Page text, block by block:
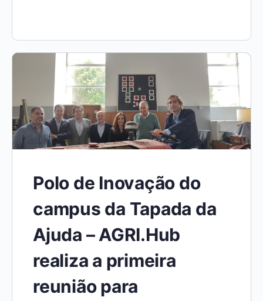
Polo de Inovação do
campus da Tapada da
Ajuda – AGRI.Hub
realiza a primeira
reunião para